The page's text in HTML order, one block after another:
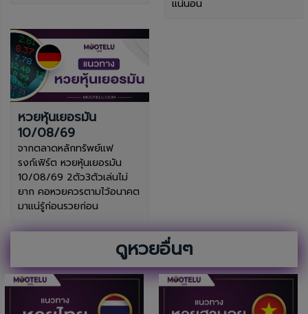
แน่นอน
หวยหุ้นเยอรมัน
10/08/69
จากตลาดหลักทรัพย์แฟ
รงก์เฟิร์ต หวยหุ้นเยอรมัน
10/08/69 2ตัว3ตัวเล่นไม่
ยาก คอหวยควรตามไว้อนาคต
มาแน่รู้ก่อนรวยก่อน
ดูหวยอื่นๆ